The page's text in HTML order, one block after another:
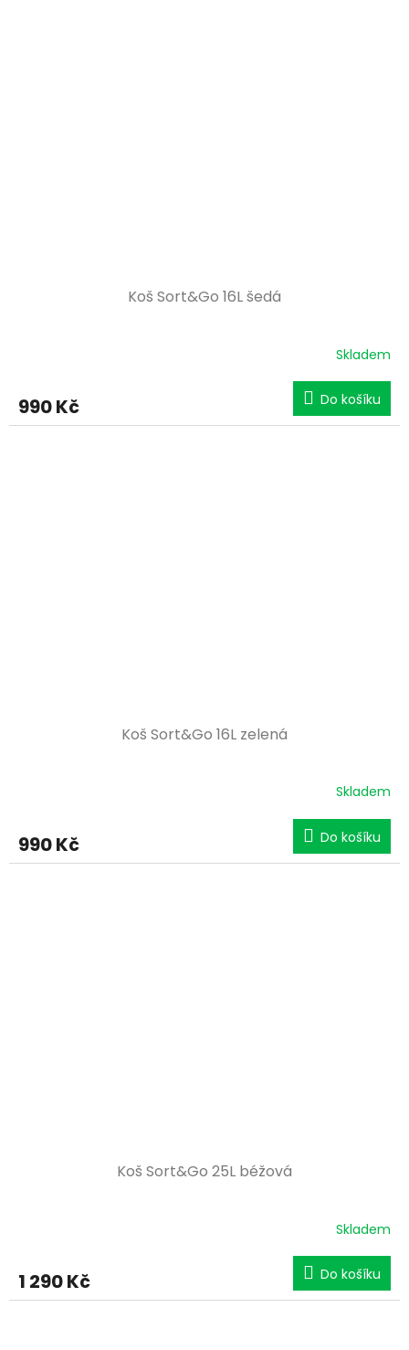
Koš Sort&Go 16L šedá
Skladem
990 Kč Do košíku
Koš Sort&Go 16L zelená
Skladem
990 Kč Do košíku
Koš Sort&Go 25L béžová
Skladem
1 290 Kč Do košíku